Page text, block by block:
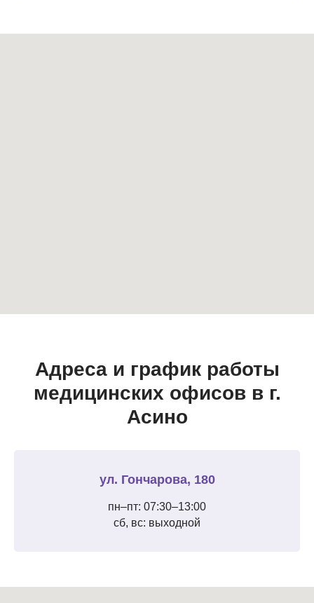
Адреса и график работы
медицинских офисов в г.
Асино
ул. Гончарова, 180
пн–пт: 07:30–13:00
сб, вс: выходной